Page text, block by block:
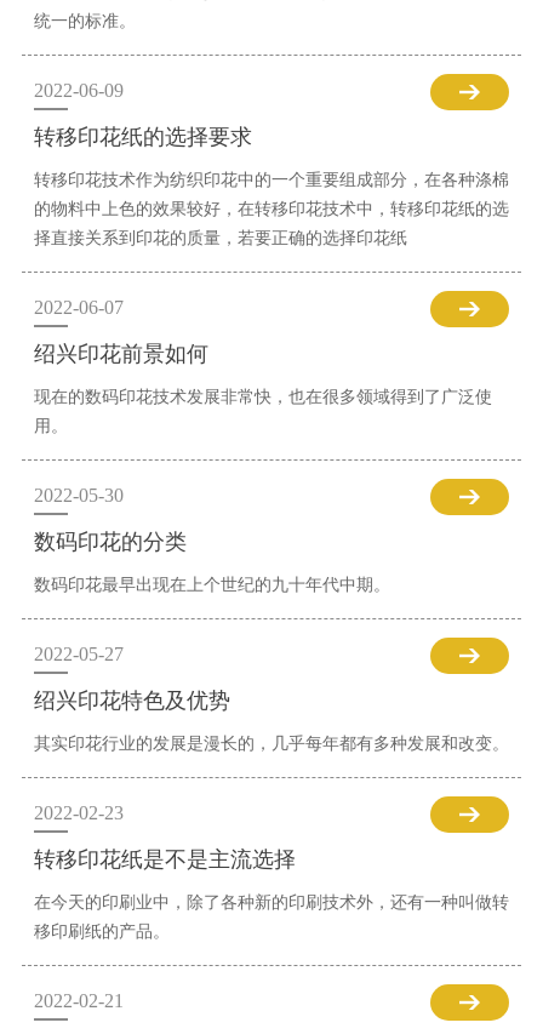
统一的标准。
2022-06-09
转移印花纸的选择要求
转移印花技术作为纺织印花中的一个重要组成部分，在各种涤棉
的物料中上色的效果较好，在转移印花技术中，转移印花纸的选
择直接关系到印花的质量，若要正确的选择印花纸
2022-06-07
绍兴印花前景如何
现在的数码印花技术发展非常快，也在很多领域得到了广泛使
用。
2022-05-30
数码印花的分类
数码印花最早出现在上个世纪的九十年代中期。
2022-05-27
绍兴印花特色及优势
其实印花行业的发展是漫长的，几乎每年都有多种发展和改变。
2022-02-23
转移印花纸是不是主流选择
在今天的印刷业中，除了各种新的印刷技术外，还有一种叫做转
移印刷纸的产品。
2022-02-21